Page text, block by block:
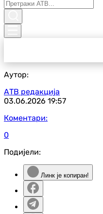
Аутор:
АТВ редакција
03.06.2026 19:57
Коментари:
0
Подијели:
Линк је копиран!